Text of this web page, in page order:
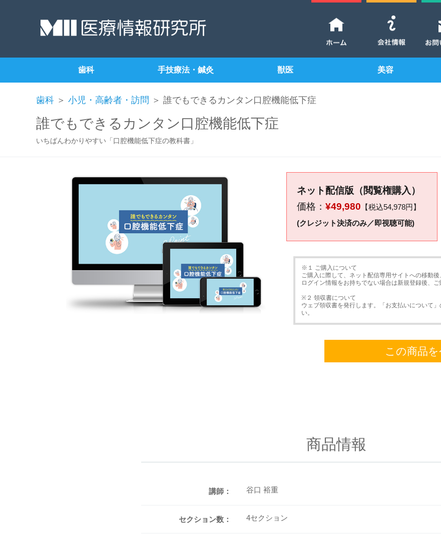
歯科 手技療法・鍼灸 獣医 美容
歯科 ＞ 小児・高齢者・訪問 ＞ 誰でもできるカンタン口腔機能低下症
誰でもできるカンタン口腔機能低下症
いちばんわかりやすい「口腔機能低下症の教科書」
ネット配信版（閲覧権購入）
価格： ¥49,980 【税込54,978円】
(クレジット決済のみ／即視聴可能)
※１ ご購入について
ご購入に際して、ネット配信専用サイトへの移動後
ログイン情報をお持ちでない場合は新規登録後、ご
※２ 領収書について
ウェブ領収書を発行します。「お支払いについて
い。
この商品
商品情報
講師： 谷口 裕重
セクション数： 4セクション